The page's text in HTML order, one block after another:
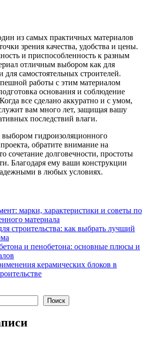
из самых практичных материалов
зрения качества, удобства и цены.
и приспособленность к разным
отличным выбором как для
для самостоятельных строителей.
работы с этим материалом
основания и соблюдение
все сделано аккуратно и с умом,
вам много лет, защищая вашу
последствий влаги.
гидроизоляционного
обратите внимание на
сочетание долговечности, простоты
Благодаря ему ваши конструкции
в любых условиях.
марки, характеристики и советы по
материала
строительства: как выбрать лучший
и пенобетона: основные плюсы и
керамических блоков в
Поиск